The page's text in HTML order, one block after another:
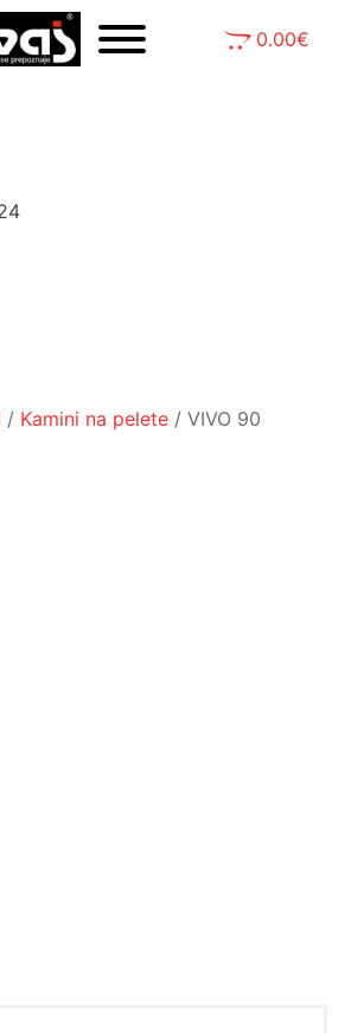
0.00€
/ Kamini na pelete / VIVO 90